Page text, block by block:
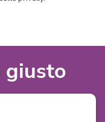
giusto